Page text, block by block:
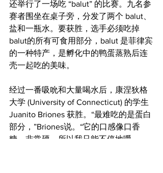
还举行了一场吃 “balut” 的比赛。九名参
赛者围坐在桌子旁，分发了两个 balut、
盐和一瓶水。要获胜，选手必须吃掉
balut的所有可食用部分，balut 是菲律宾
的一种特产，是孵化中的鸭蛋蒸熟后连
壳一起吃的美味。
经过一番吸吮和大量喝水后，康涅狄格
大学 (University of Connecticut) 的学生
Juanito Briones 获胜。“最难吃的是蛋白
部分，”Briones说。“它的口感像口香
糖，非常硬，所以我只能不停地嚼、